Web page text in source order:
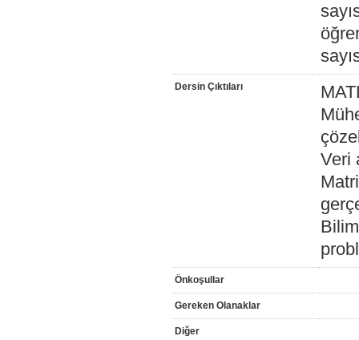
Dersin Çıktıları
Veri
Önkoşullar
Gereken Olanaklar
Diğer